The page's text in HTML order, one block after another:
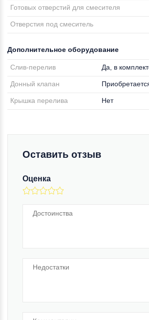
Готовых отверстий для смесителя
Отверстия под смеситель
Дополнительное оборудование
Слив-перелив Да, в
Донный клапан
Крышка перелива Нет
Оставить отзыв
Оценка